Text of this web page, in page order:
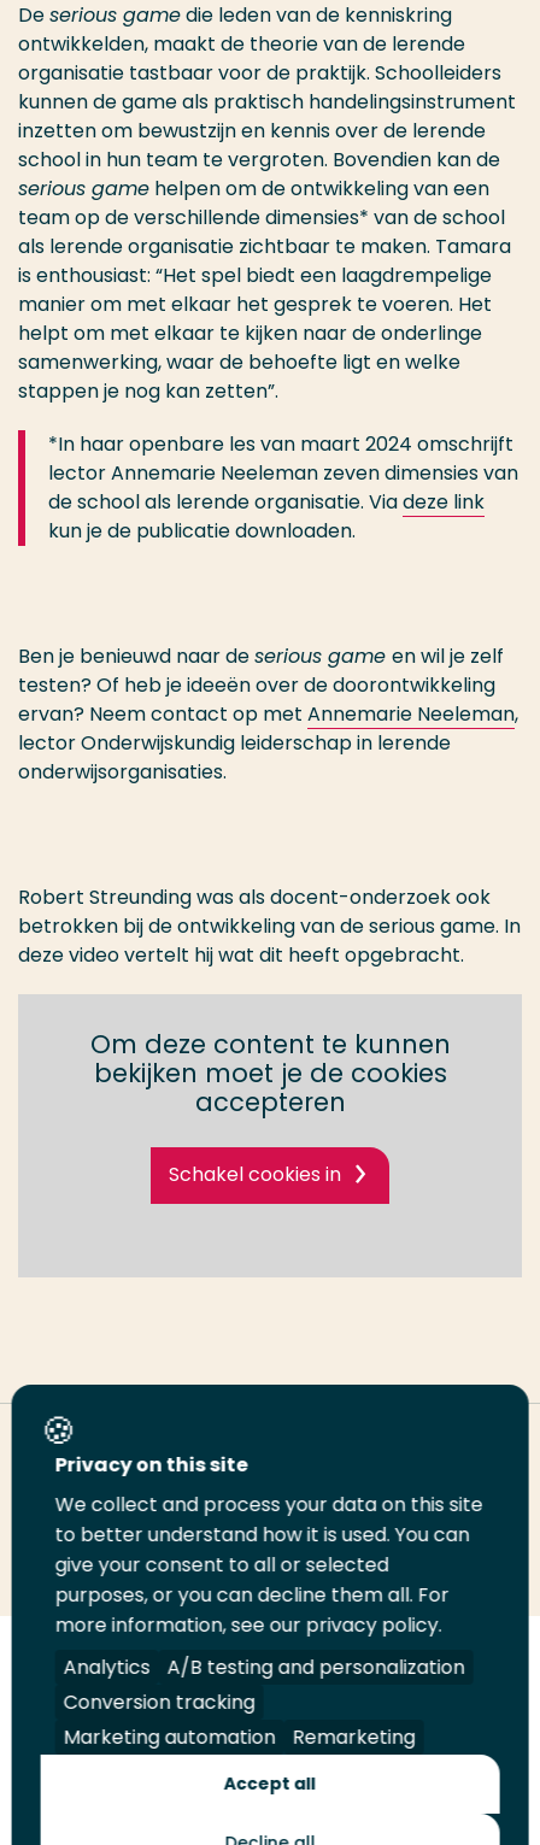
Deserious gamedie leden van de kenniskring
ontwikkelden, maakt de theorie van de lerende
organisatie tastbaar voor de praktijk. Schoolleiders
kunnen de game als praktisch handelingsinstrument
inzetten om bewustzijn en kennis over de lerende
school in hun team te vergroten. Bovendien kan de
serious game helpen om de ontwikkeling van een
team op de verschillende dimensies* van de school
als lerende organisatie zichtbaar te maken. Tamara
is enthousiast: “Het spel biedt een laagdrempelige
manier om met elkaar het gesprek te voeren. Het
helpt om met elkaar te kijken naar de onderlinge
samenwerking, waar de behoefte ligt en welke
stappen je nog kan zetten”.
*In haar openbare les van maart 2024 omschrijft
lector Annemarie Neeleman zeven dimensies van
de school als lerende organisatie. Viadeze link
kun je de publicatie downloaden.
Ben je benieuwd naar deserious game en wil je zelf
testen? Of heb je ideeën over de doorontwikkeling
ervan? Neem contact op met Annemarie Neeleman,
lector Onderwijskundig leiderschap in lerende
onderwijsorganisaties.
Robert Streunding was als docent-onderzoek ook
betrokken bij de ontwikkeling van de serious game. In
deze video vertelt hij wat dit heeft opgebracht.
Om deze content te kunnen
bekijken moet je de cookies
accepteren
Schakel cookies in
Deel deze pagina
Deel
LinkedIn
Deel
op
Twitter
Deel
op
Facebook
Email
deze
pagina
Print
deze
pagina
Volg
ons
op
LinkedIn
Volg
ons
op
Facebook
Volg
ons
op
YouTube
Volg
ons
op
Instagram
Juridisch Security A-Z Index
Contact
Privacy on this site
We collect and process your data on this site
to better understand how it is used. You can
give your consent to all or selected
purposes, or you can decline them all. For
more information, see our privacy policy.
Analytics
A/B testing and personalization
Conversion tracking
Marketing automation
Remarketing
Accept all